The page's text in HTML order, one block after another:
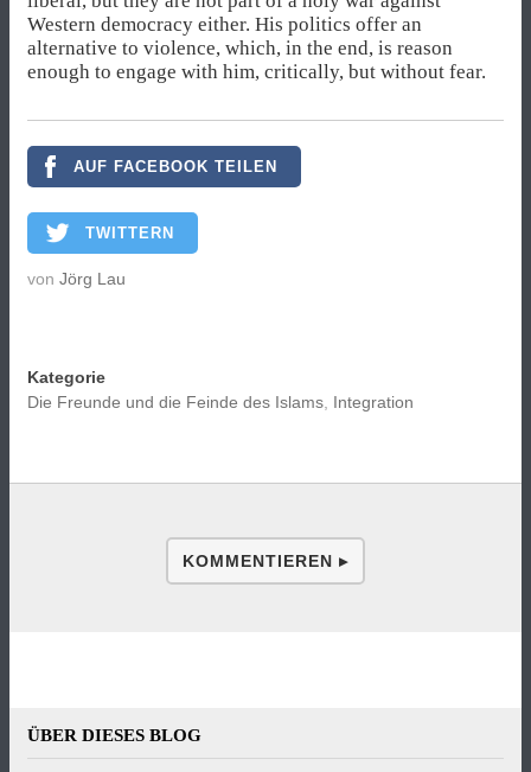
Western democracy either. His politics offer an
alternative to violence, which, in the end, is reason
enough to engage with him, critically, but without fear.
AUF FACEBOOK TEILEN
TWITTERN
von Jörg Lau
Kategorie
Die Freunde und die Feinde des Islams, Integration
KOMMENTIEREN ▸
ÜBER DIESES BLOG